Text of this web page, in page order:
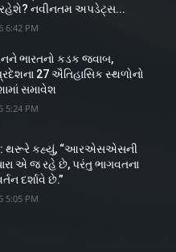
રહેશે? નવીનતમ અપડેટ્સ...
6:42 PM
ભારતનો કડક જવાબ,
27 ઐતિહાસિક સ્થળોનો
સમાવેશ
5:24 PM
: થરૂરે કહ્યું, “આરએસએસની
એ જ રહે છે, પરંતુ ભાગવતના
દર્શાવે છે.”
5:05 PM